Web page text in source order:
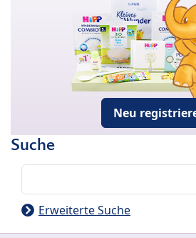
Neu
Suche
Erweiterte Suche